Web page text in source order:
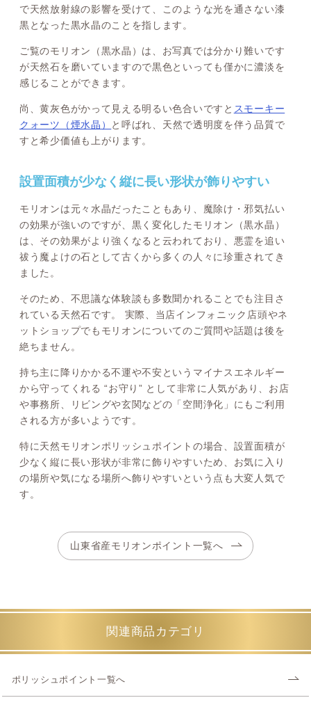
で天然放射線の影響を受けて、このような光を通さない漆
黒となった黒水晶のことを指します。
ご覧のモリオン（黒水晶）は、お写真では分かり難いです
が天然石を磨いていますので黒色といっても僅かに濃淡を
感じることができます。
尚、黄灰色がかって見える明るい色合いですと スモーキー
クォーツ（煙水晶）
と呼ばれ、天然で透明度を伴う品質で
すと希少価値も上がります。
設置面積が少なく縦に長い形状が飾りやすい
モリオンは元々水晶だったこともあり、魔除け・邪気払い
の効果が強いのですが、黒く変化したモリオン（黒水晶）
は、その効果がより強くなると云われており、悪霊を追い
祓う魔よけの石として古くから多くの人々に珍重されてき
ました。
そのため、不思議な体験談も多数聞かれることでも注目さ
れている天然石です。 実際、当店インフォニック店頭やネ
ットショップでもモリオンについてのご質問や話題は後を
絶ちません。
持ち主に降りかかる不運や不安というマイナスエネルギー
から守ってくれる “お守り” として非常に人気があり、お店
や事務所、リビングや玄関などの「空間浄化」にもご利用
される方が多いようです。
特に天然モリオンポリッシュポイントの場合、設置面積が
少なく縦に長い形状が非常に飾りやすいため、お気に入り
の場所や気になる場所へ飾りやすいという点も大変人気で
す。
山東省産モリオンポイント一覧へ
関連商品カテゴリ
ポリッシュポイント一覧へ